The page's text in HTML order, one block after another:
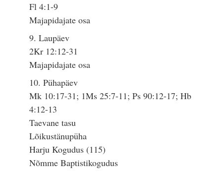
Fl 4:1-9
Majapidajate osa
9. Laupäev
2Kr 12:12-31
Majapidajate osa
10. Pühapäev
Mk 10:17-31; 1Ms 25:7-11; Ps 90:12-17; Hb
4:12-13
Taevane tasu
Lõikustänupüha
Harju Kogudus (115)
Nõmme Baptistikogudus